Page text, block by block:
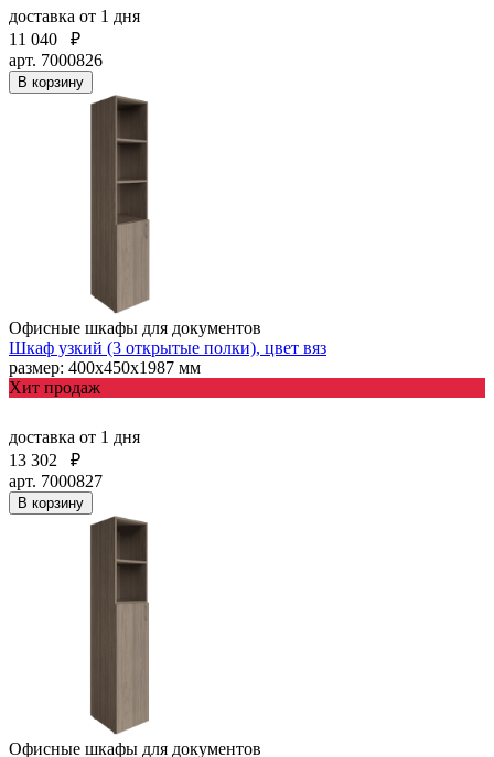
доставка от 1 дня
11 040
₽
арт. 7000826
В корзину
Офисные шкафы для документов
Шкаф узкий (3 открытые полки), цвет вяз
размер: 400х450х1987 мм
Хит продаж
доставка от 1 дня
13 302
₽
арт. 7000827
В корзину
Офисные шкафы для документов